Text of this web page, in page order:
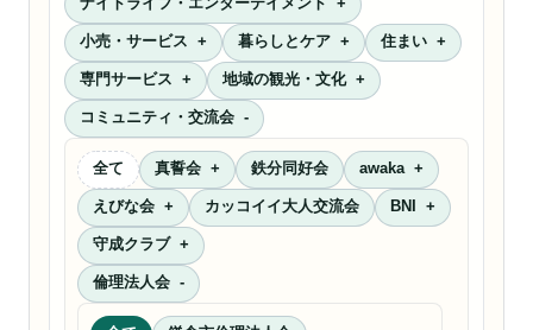
ナイトライフ・エンターテイメント
小売・サービス 暮らしとケア 住まい
専門サービス 地域の観光・文化
コミュニティ・交流会
全て 真誓会 鉄分同好会 awaka
えびな会 カッコイイ大人交流会 BNI
守成クラブ
倫理法人会